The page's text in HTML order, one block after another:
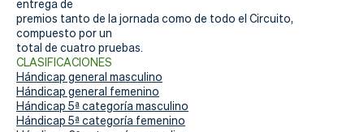
entrega de
premios tanto de la jornada como de todo el Circuito,
compuesto por un
total de cuatro pruebas.
CLASIFICACIONES
Hándicap general masculino
Hándicap general femenino
Hándicap 5ª categoría masculino
Hándicap 5ª categoría femenino